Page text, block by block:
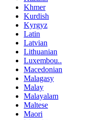
Khmer
Kurdish
Kyrgyz
Latin
Latvian
Lithuanian
Luxembou..
Macedonian
Malagasy
Malay
Malayalam
Maltese
Maori